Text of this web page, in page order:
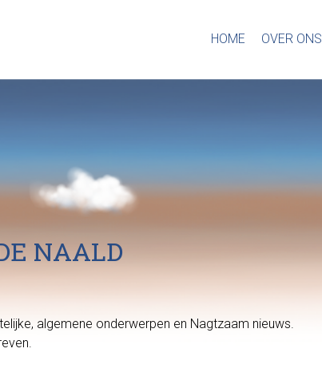
HOME OVER ONS
NAALD
algemene onderwerpen en Nagtzaam nieuws.